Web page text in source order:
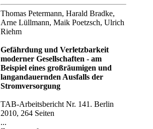
Thomas Petermann, Harald Bradke,
Arne Lüllmann, Maik Poetzsch, Ulrich
Riehm
Gefährdung und Verletzbarkeit
moderner Gesellschaften - am
Beispiel eines großräumigen und
langandauernden Ausfalls der
Stromversorgung
TAB-Arbeitsbericht Nr. 141. Berlin
2010, 264 Seiten
...